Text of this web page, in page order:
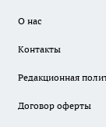
О нас
Контакты
Редакционная
Договор оферты